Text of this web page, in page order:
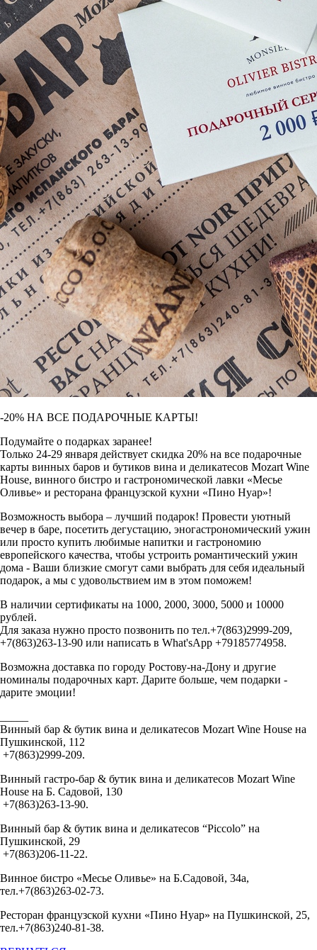
-20% НА ВСЕ ПОДАРОЧНЫЕ КАРТЫ!
Подумайте о подарках заранее!
Только 24-29 января действует скидка 20% на все подарочные
карты винных баров и бутиков вина и деликатесов Mozart Wine
House, винного бистро и гастрономической лавки «Месье
Оливье» и ресторана французской кухни «Пино Нуар»!
Возможность выбора – лучший подарок! Провести уютный
вечер в баре, посетить дегустацию, эногастрономический ужин
или просто купить любимые напитки и гастрономию
европейского качества, чтобы устроить романтический ужин
дома - Ваши близкие смогут сами выбрать для себя идеальный
подарок, а мы с удовольствием им в этом поможем!
В наличии сертификаты на 1000, 2000, 3000, 5000 и 10000
рублей.
Для заказа нужно просто позвонить по тел.+7(863)2999-209,
+7(863)263-13-90 или написать в What'sApp +79185774958.
Возможна доставка по городу Ростову-на-Дону и другие
номиналы подарочных карт. Дарите больше, чем подарки -
дарите эмоции!
Винный бар & бутик вина и деликатесов Mozart Wine House на
Пушкинской, 112
+7(863)2999-209.
Винный гастро-бар & бутик вина и деликатесов Mozart Wine
House на Б. Садовой, 130
+7(863)263-13-90.
Винный бар & бутик вина и деликатесов “Piccolo” на
Пушкинской, 29
+7(863)206-11-22.
Винное бистро «Месье Оливье» на Б.Садовой, 34а,
тел.+7(863)263-02-73.
Ресторан французской кухни «Пино Нуар» на Пушкинской, 25,
тел.+7(863)240-81-38.